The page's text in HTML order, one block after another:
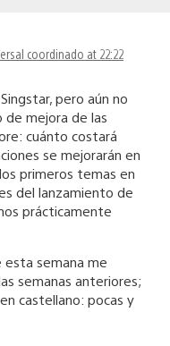
coordinado at 22:22
pero aún no
de mejora de las
cuánto costará
se mejorarán en
primeros temas en
del lanzamiento de
prácticamente
esta semana me
semanas anteriores;
castellano: pocas y